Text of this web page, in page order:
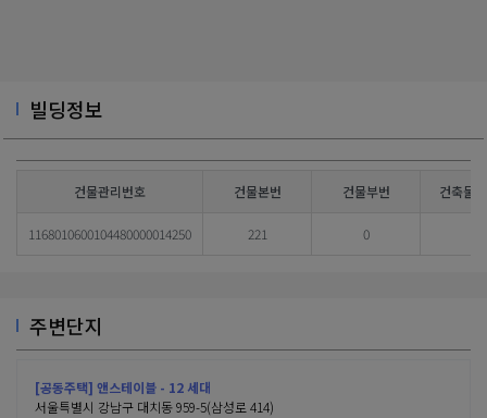
빌딩정보
건물관리번호 건물본번 건물부번 건축물
1168010600104480000014250 221 0
주변단지
[공동주택] 앤스테이블 - 12 세대
서울특별시 강남구 대치동 959-5(삼성로 414)